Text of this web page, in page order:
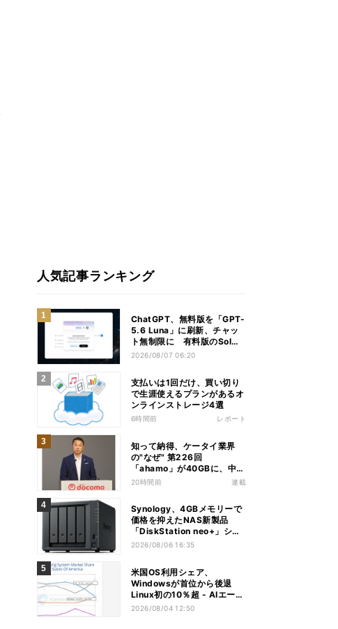
人気記事ランキング
ChatGPT、無料版を「GPT-
5.6 Luna」に刷新、チャッ
ト無制限に 有料版のSolも
精度向上
2026/08/07 06:20
支払いは1回だけ、買い切り
で生涯使えるプランがあるオ
ンラインストレージ4選
6時間前 レポート
知って納得、ケータイ業界
の"なぜ" 第226回
「ahamo」が40GBに、中容
量帯のキャンペーン競争激化
20時間前 連載
Synology、4GBメモリーで
価格を抑えたNAS新製品
「DiskStation neo+」シリ
ーズ
2026/08/06 16:35
米国OS利用シェア、
Windowsが首位から後退
Linux初の10％超 - AIエージ
ェントが影響か
2026/08/04 12:50